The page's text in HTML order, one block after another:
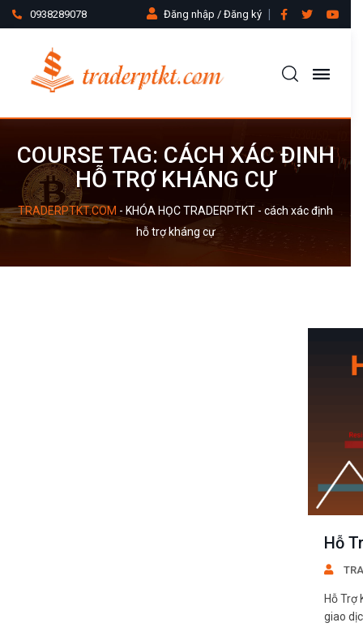
0938289078 Đăng nhập / Đăng ký
COURSE TAG: CÁCH XÁC ĐỊNH
HỖ TRỢ KHÁNG CỰ
TRADERPTKT.COM - KHÓA HỌC TRADERPTKT - cách xác định
hỗ trợ kháng cự
Hỗ
Hỗ Trợ
giao